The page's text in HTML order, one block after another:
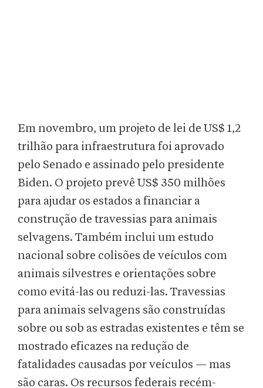
Em novembro, um projeto de lei de US$ 1,2
trilhão para infraestrutura foi aprovado
pelo Senado e assinado pelo presidente
Biden. O projeto prevê US$ 350 milhões
para ajudar os estados a financiar a
construção de travessias para animais
selvagens. Também inclui um estudo
nacional sobre colisões de veículos com
animais silvestres e orientações sobre
como evitá-las ou reduzi-las. Travessias
para animais selvagens são construídas
sobre ou sob as estradas existentes e têm se
mostrado eficazes na redução de
fatalidades causadas por veículos — mas
são caras. Os recursos federais recém-